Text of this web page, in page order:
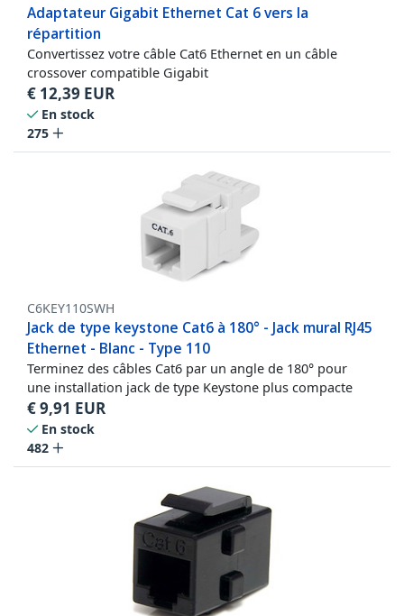
Adaptateur Gigabit Ethernet Cat 6 vers la
répartition
Convertissez votre câble Cat6 Ethernet en un câble
crossover compatible Gigabit
€ 12,39 EUR
En stock
275
C6KEY110SWH
Jack de type keystone Cat6 à 180° - Jack mural RJ45
Ethernet - Blanc - Type 110
Terminez des câbles Cat6 par un angle de 180° pour
une installation jack de type Keystone plus compacte
€9,91 EUR
En stock
482